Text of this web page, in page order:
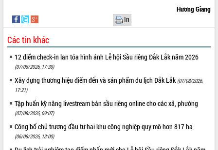
Hương Giang
In
Các tin khác
12 điểm check-in lan tỏa hình ảnh Lễ hội Sầu riêng Đắk Lắk năm 2026
(07/08/2026, 17:30)
Xây dựng thương hiệu điểm đến và sản phẩm du lịch Đắk Lắk (07/08/2026,
17:21)
Tập huấn kỹ năng livestream bán sầu riêng online cho các xã, phường
(07/08/2026, 09:07)
Công bố chủ trương đầu tư hai khu công nghiệp quy mô hơn 817 ha
(06/08/2026, 13:00)